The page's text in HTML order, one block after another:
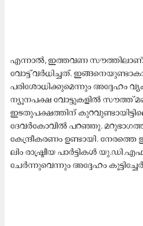
എന്നാൽ, ഇത്തവണ
വോട്ട് വർധിച്ചത്.
പരിശോധിക്കുമെന്നും അദ്ദേഹം
ന്യൂനപക്ഷ വോട്ടുകളിൽ സൗത്ത്
ഇടതുപക്ഷത്തിന്
ദേവർകോവിൽ പറഞ്ഞു.
കേന്ദ്രീകരണം ഉണ്ടായി. നേരത്തെ
ലിം രാഷ്ട്രീയ പാർട്ടികൾ
ചേർന്നുവെന്നും അദ്ദേഹം